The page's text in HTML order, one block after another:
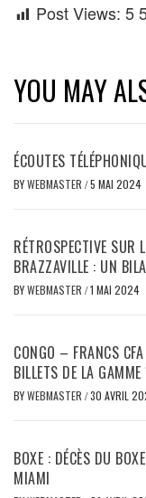
Post Views: 5
YOU MAY
ÉCOUTES
BYWEBMASTER /5 MAI 2024
RÉTROSPECTIVE SUR
BRAZZAVILLE : UN
BYWEBMASTER /1 MAI 2024
CONGO – FRANCS
BILLETS DE LA
BYWEBMASTER /30 AVRIL
BOXE : DÉCÈS DU
MIAMI